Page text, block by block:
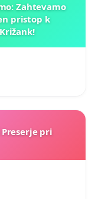
Zahtevamo
pristop k
pri